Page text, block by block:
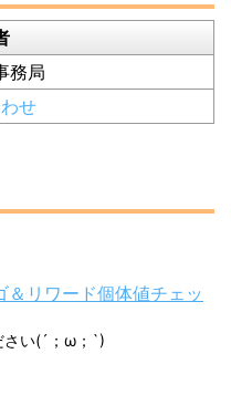
務局
せ
＆リワード個体値チェッ
さい(´；ω；`)